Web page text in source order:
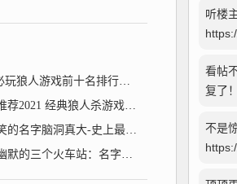
名排行榜推荐？狼人杀公会名字
人杀游戏排行榜_狼人杀公会名字
洞真大-史上最搞笑的帮会名字
名字让人捧腹大笑记一次就不会忘记
听楼
看帖
复了
不是